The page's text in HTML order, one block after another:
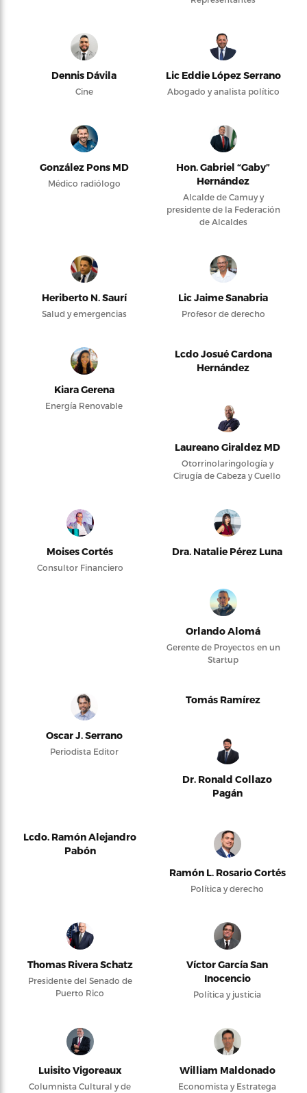
Dennis Dávila
Cine
Lic Eddie López Serrano
Abogado y analista político
González Pons MD
Médico radiólogo
Hon. Gabriel “Gaby”
Hernández
Alcalde de Camuy y
presidente de la Federación
de Alcaldes
Heriberto N. Saurí
Salud y emergencias
Lic Jaime Sanabria
Profesor de derecho
Kiara Gerena
Energía Renovable
Lcdo Josué Cardona
Hernández
Laureano Giraldez MD
Otorrinolaringología y
Cirugía de Cabeza y Cuello
Moises Cortés
Consultor Financiero
Dra. Natalie Pérez Luna
Orlando Alomá
Gerente de Proyectos en un
Startup
Oscar J. Serrano
Periodista Editor
Tomás Ramírez
Dr. Ronald Collazo
Pagán
Lcdo. Ramón Alejandro
Pabón
Ramón L. Rosario Cortés
Política y derecho
Thomas Rivera Schatz
Presidente del Senado de
Puerto Rico
Víctor García San
Inocencio
Política y justicia
Luisito Vigoreaux
Columnista Cultural y de
William Maldonado
Economista y Estratega